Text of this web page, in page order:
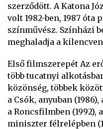
szerződött. A Katona
volt 1982-ben, 1987 óta
színművész. Színházi
meghaladja a
Első filmszerepét Az
több tucatnyi
közönség, többek
a Csók, anyuban
a Roncsfilmben (1992),
miniszter félrelépben